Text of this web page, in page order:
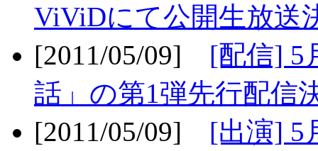
ViViDにて公開生放送
[2011/05/09] [配信] 5
話」の第1弾先行配信
[2011/05/09] [出演] 5